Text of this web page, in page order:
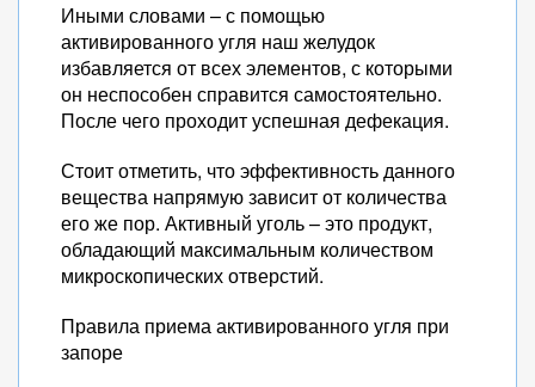
Иными словами – с помощью
активированного угля наш желудок
избавляется от всех элементов, с которыми
он неспособен справится самостоятельно.
После чего проходит успешная дефекация.
Стоит отметить, что эффективность данного
вещества напрямую зависит от количества
его же пор. Активный уголь – это продукт,
обладающий максимальным количеством
микроскопических отверстий.
Правила приема активированного угля при
запоре